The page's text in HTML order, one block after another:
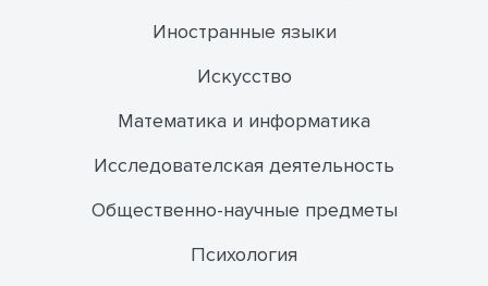
Иностранные языки
Искусство
Математика и информатика
Исследователская деятельность
Общественно-научные предметы
Психология